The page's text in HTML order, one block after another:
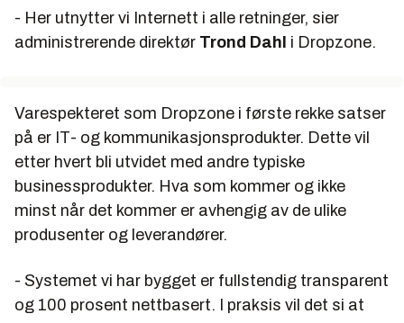
- Her utnytter vi Internett i alle retninger, sier
administrerende direktør Trond Dahl i Dropzone.
Varespekteret som Dropzone i første rekke satser
på er IT- og kommunikasjonsprodukter. Dette vil
etter hvert bli utvidet med andre typiske
businessprodukter. Hva som kommer og ikke
minst når det kommer er avhengig av de ulike
produsenter og leverandører.
- Systemet vi har bygget er fullstendig transparent
og 100 prosent nettbasert. I praksis vil det si at